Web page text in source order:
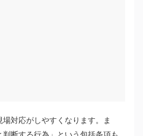
対応がしやすくなります。ま